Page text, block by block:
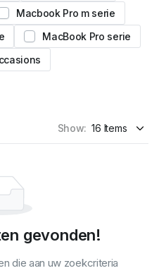
Macbook Pro m serie
MacBook Pro serie
Show:
gevonden!
die aan uw zoekcriteria